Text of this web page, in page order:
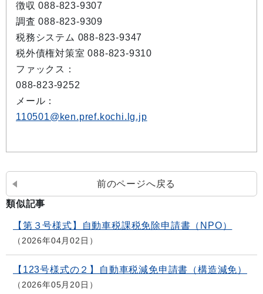
徴収 088-823-9307
調査 088-823-9309
税務システム 088-823-9347
税外債権対策室 088-823-9310
ファックス：
088-823-9252
メール：
110501@ken.pref.kochi.lg.jp
前のページへ戻る
類似記事
【第３号様式】自動車税課税免除申請書（NPO）
2026年04月02日
【123号様式の２】自動車税減免申請書（構造減免）
2026年05月20日